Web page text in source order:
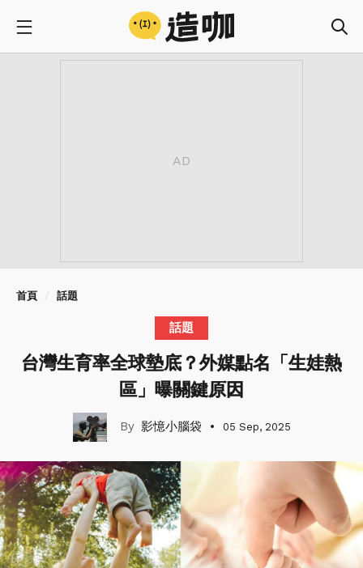
首頁 話題
話題
台灣生育率全球墊底？外媒點名「生娃熱
區」曝關鍵原因
影憶小腦袋 05 Sep, 2025